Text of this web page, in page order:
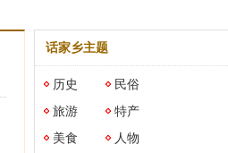
话家乡主题
历史
民俗
旅游
特产
美食
人物